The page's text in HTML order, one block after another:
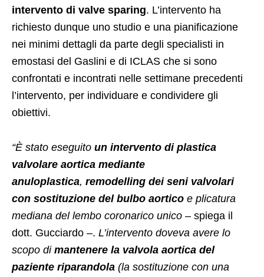
intervento di valve sparing. L’intervento ha
richiesto dunque uno studio e una pianificazione
nei minimi dettagli da parte degli specialisti in
emostasi del Gaslini e di ICLAS che si sono
confrontati e incontrati nelle settimane precedenti
l’intervento, per individuare e condividere gli
obiettivi.
“È stato eseguito un intervento di plastica
valvolare aortica mediante
anuloplastica, remodelling dei seni valvolari
con sostituzione del bulbo aortico e plicatura
mediana del lembo coronarico unico – spiega il
dott. Gucciardo –. L’intervento doveva avere lo
scopo di mantenere la valvola aortica del
paziente riparandola (la sostituzione con una